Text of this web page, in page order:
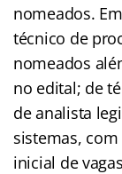
nomeados.
técnico de
nomeados
no edital; de
de analista
sistemas,
inicial de